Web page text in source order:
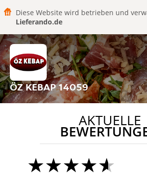
Diese Website wird betrieben und
Lieferando.de
ÖZ KEBAP 14059
AKTUELLE